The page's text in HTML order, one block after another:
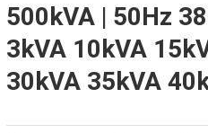
500kVA | 50Hz
3kVA 10kVA
30kVA 35kVA